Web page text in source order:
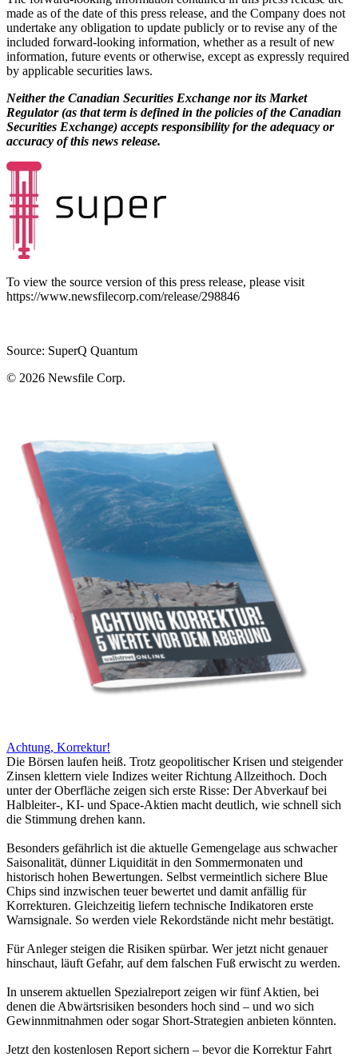
made as of the date of this press release, and the Company does not
undertake any obligation to update publicly or to revise any of the
included forward-looking information, whether as a result of new
information, future events or otherwise, except as expressly required
by applicable securities laws.
Neither the Canadian Securities Exchange nor its Market
Regulator (as that term is defined in the policies of the Canadian
Securities Exchange) accepts responsibility for the adequacy or
accuracy of this news release.
To view the source version of this press release, please visit
https://www.newsfilecorp.com/release/298846
Source: SuperQ Quantum
© 2026 Newsfile Corp.
Achtung, Korrektur!
Die Börsen laufen heiß. Trotz geopolitischer Krisen und steigender
Zinsen klettern viele Indizes weiter Richtung Allzeithoch. Doch
unter der Oberfläche zeigen sich erste Risse: Der Abverkauf bei
Halbleiter-, KI- und Space-Aktien macht deutlich, wie schnell sich
die Stimmung drehen kann.
Besonders gefährlich ist die aktuelle Gemengelage aus schwacher
Saisonalität, dünner Liquidität in den Sommermonaten und
historisch hohen Bewertungen. Selbst vermeintlich sichere Blue
Chips sind inzwischen teuer bewertet und damit anfällig für
Korrekturen. Gleichzeitig liefern technische Indikatoren erste
Warnsignale. So werden viele Rekordstände nicht mehr bestätigt.
Für Anleger steigen die Risiken spürbar. Wer jetzt nicht genauer
hinschaut, läuft Gefahr, auf dem falschen Fuß erwischt zu werden.
In unserem aktuellen Spezialreport zeigen wir fünf Aktien, bei
denen die Abwärtsrisiken besonders hoch sind – und wo sich
Gewinnmitnahmen oder sogar Short-Strategien anbieten könnten.
Jetzt den kostenlosen Report sichern – bevor die Korrektur Fahrt